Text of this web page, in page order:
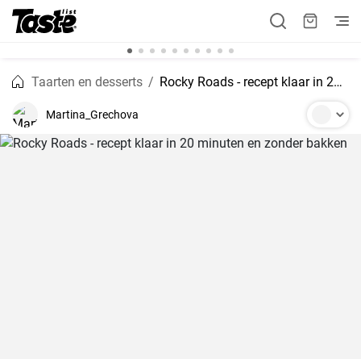
Taarten en desserts Rocky Roads - recept klaar in 20 minuten en zonder bakken
Martina_Grechova